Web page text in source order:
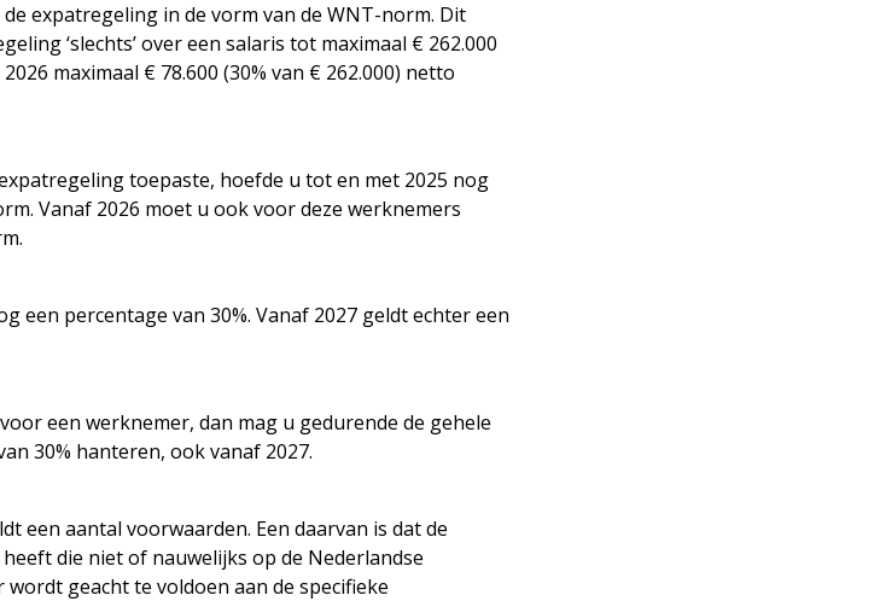
expatregeling in de vorm van de WNT-norm. Dit
‘slechts’ over een salaris tot maximaal € 262.000
maximaal € 78.600 (30% van € 262.000) netto
toepaste, hoefde u tot en met 2025 nog
Vanaf 2026 moet u ook voor deze werknemers
een percentage van 30%. Vanaf 2027 geldt echter een
een werknemer, dan mag u gedurende de gehele
30% hanteren, ook vanaf 2027.
een aantal voorwaarden. Een daarvan is dat de
die niet of nauwelijks op de Nederlandse
geacht te voldoen aan de specifieke